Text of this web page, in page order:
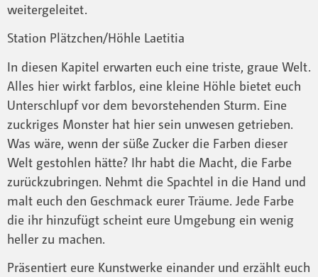
weitergeleitet.
Station Plätzchen/Höhle Laetitia
In diesen Kapitel erwarten euch eine triste, graue Welt.
Alles hier wirkt farblos, eine kleine Höhle bietet euch
Unterschlupf vor dem bevorstehenden Sturm. Eine
zuckriges Monster hat hier sein unwesen getrieben.
Was wäre, wenn der süße Zucker die Farben dieser
Welt gestohlen hätte? Ihr habt die Macht, die Farbe
zurückzubringen. Nehmt die Spachtel in die Hand und
malt euch den Geschmack eurer Träume. Jede Farbe
die ihr hinzufügt scheint eure Umgebung ein wenig
heller zu machen.
Präsentiert eure Kunstwerke einander und erzählt euch